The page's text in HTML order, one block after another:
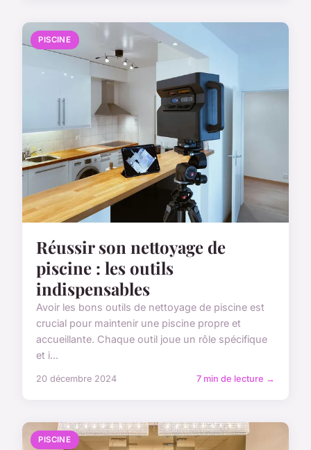
PISCINE
Réussir son nettoyage de
piscine : les outils
indispensables
Avoir les bons outils de nettoyage de piscine est
crucial pour maintenir une piscine propre et
accueillante. Chaque outil joue un rôle spécifique
et i...
20 décembre 2024 7 min de lecture →
PISCINE